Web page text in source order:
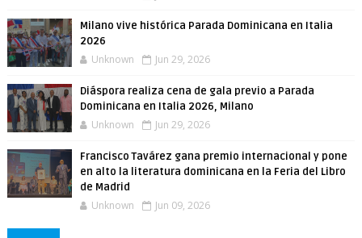
Milano vive histórica Parada Dominicana en Italia
2026
Unknown Jun 29, 2026
Diáspora realiza cena de gala previo a Parada
Dominicana en Italia 2026, Milano
Unknown Jun 29, 2026
Francisco Tavárez gana premio internacional y pone
en alto la literatura dominicana en la Feria del Libro
de Madrid
Unknown Jun 09, 2026